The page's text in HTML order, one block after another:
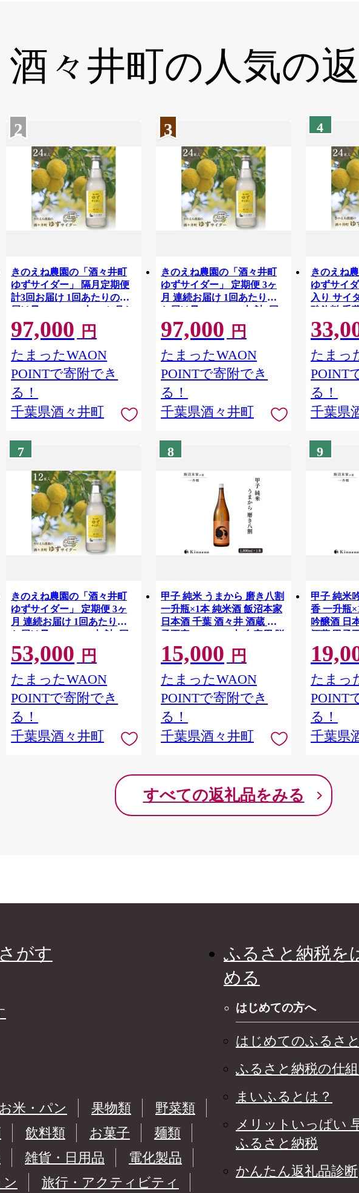
酒々井町の 人気の
2
きのえね農園の「酒々井町
ゆずサイダー」 隔月定期便
計3回お届け 1回あたりのお
届け量:340ml×24本 一か月お
きに届く定期便 サイダー 地
サイダー 炭酸飲料 千葉県
酒々井町
97,000 円
たまったWAON
POINTで寄附でき
る！
千葉県酒々井町
3
きのえね農園の「酒々井町
ゆずサイダー」 定期便 3ヶ
月 連続お届け 1回あたりの
お届け量:340ml×24本 計3回
お届け サイダー 地サイダー
炭酸飲料 千葉県 酒々井町
97,000 円
たまったWAON
POINTで寄附でき
る！
千葉県酒々井町
4
きのえね
ゆずサイ
入り サイ
酸飲料 千
たまっ
POINT
る！
千葉県
7
きのえね農園の「酒々井町
ゆずサイダー」 定期便 3ヶ
月 連続お届け 1回あたりの
お届け量:340ml×12本 計3回
お届け サイダー 地サイダー
炭酸飲料 千葉県 酒々井町
53,000 円
たまったWAON
POINTで寄附でき
る！
千葉県酒々井町
8
甲子 純米 うまから 磨き八割
一升瓶×1本 純米酒 飯沼本家
日本酒 千葉 酒々井 酒蔵 甲
子正宗 1,800ml 1本 自宅用 贈
答用
15,000 円
たまったWAON
POINTで寄附でき
る！
千葉県酒々井町
9
甲子 純米
香 一升瓶
吟醸酒 日本酒 千葉 酒々井
酒蔵 甲子
宅用 贈答
たまっ
POINT
る！
千葉県
すべての返礼品をみる
がす
お米・パン 果物類
野菜類
飲料類 お菓子
麺類
雑貨・日用品
電化製品
旅行・アクティビティ
ふるさと納税を
める
はじめての方へ
はじめてのふるさ
ふるさと納税の仕
まいふるとは？
メリットいっぱい
ふるさと納税
かんたん返礼品診断